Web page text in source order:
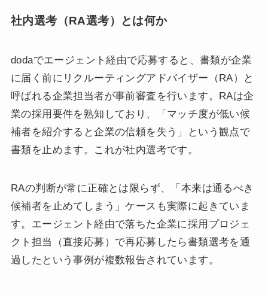
社内選考（RA選考）とは何か
dodaでエージェント経由で応募すると、書類が企業
に届く前にリクルーティングアドバイザー（RA）と
呼ばれる企業担当者が事前審査を行います。RAは企
業の採用要件を熟知しており、「マッチ度が低い候
補者を紹介すると企業の信頼を失う」という観点で
書類を止めます。これが社内選考です。
RAの判断が常に正確とは限らず、「本来は通るべき
候補者を止めてしまう」ケースも実際に起きていま
す。エージェント経由で落ちた企業に採用プロジェ
クト担当（直接応募）で再応募したら書類選考を通
過したという事例が複数報告されています。